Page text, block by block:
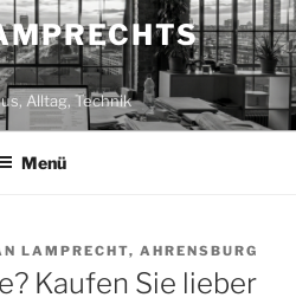
Alltag, Technik
Menü
LAMPRECHT, AHRENSBURG
Kaufen Sie lieber